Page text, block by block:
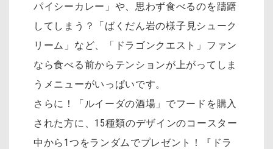
パイシーカレー」や、思わず食べるのを躊躇
してしまう？「 ばくだん岩の様子見シューク
リーム」など、「ドラゴンクエスト」ファン
なら食べる前からテンションが上がってしま
うメニューがいっぱいです。
さらに！「ルイーダの酒場」でフードを購入
された方に、15種類のデザインのコースター
中から1つをランダムでプレゼント！『ドラ